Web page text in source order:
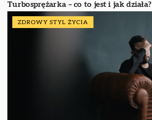
Turbosprężarka – co to jest i jak działa?
ZDROWY STYL ŻYCIA